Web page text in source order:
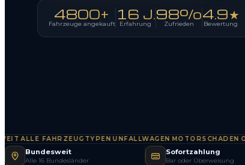
4800+
Fahrzeuge angekauft
16 J.
Erfahrung
98%
Zufrieden
4.9★
Bewertung
FAHRZEUGTYPEN ·UNFALLWAGEN·MOTORSCHADEN ·OHNE
Bundesweit
Alle 16 Bundesländer
Sofortzahlung
Bar oder Überweisung